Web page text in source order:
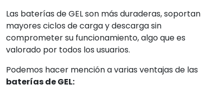
Las baterías de GEL son más duraderas, soportan
mayores ciclos de carga y descarga sin
comprometer su funcionamiento, algo que es
valorado por todos los usuarios.
Podemos hacer mención a varias ventajas de las
baterías de GEL: